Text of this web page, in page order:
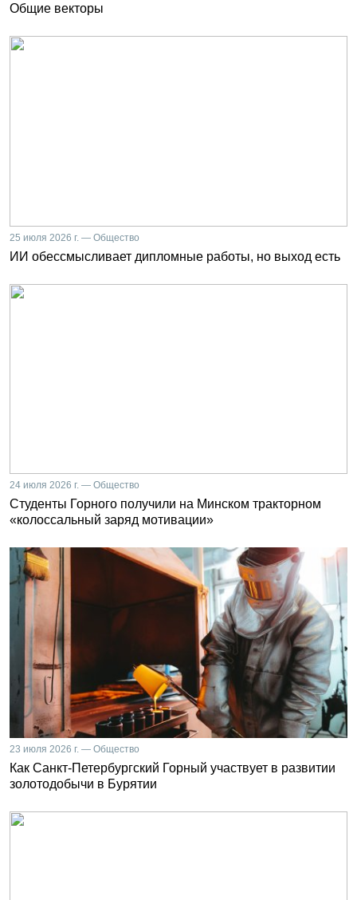
Общие векторы
25 июля 2026 г. — Общество
ИИ обессмысливает дипломные работы, но выход есть
24 июля 2026 г. — Общество
Студенты Горного получили на Минском тракторном
«колоссальный заряд мотивации»
23 июля 2026 г. — Общество
Как Санкт-Петербургский Горный участвует в развитии
золотодобычи в Бурятии